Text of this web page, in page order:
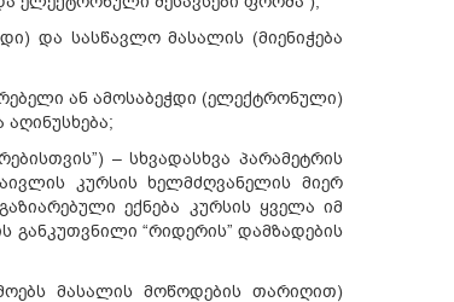
და სასწავლო მასალის (მიენიჭება
ან ამოსაბეჭდი (ელექტრონული)
– სხვადასხვა პარამეტრის
კურსის ხელმძღვანელის მიერ
ექნება კურსის ყველა იმ
განკუთვნილი “რიდერის” დამზადების
მასალის მოწოდების თარიღით)